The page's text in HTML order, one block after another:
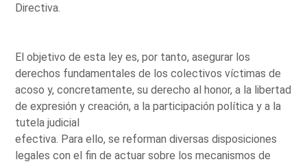
Directiva.
El objetivo de esta ley es, por tanto, asegurar los
derechos fundamentales de los colectivos víctimas de
acoso y, concretamente, su derecho al honor, a la libertad
de expresión y creación, a la participación política y a la
tutela judicial
efectiva. Para ello, se reforman diversas disposiciones
legales con el fin de actuar sobre los mecanismos de